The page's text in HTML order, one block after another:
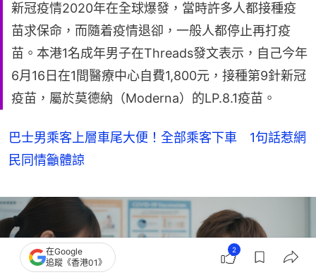
新冠疫情2020年在全球爆發，當時許多人都接種疫
苗求保命，而隨着疫情退卻，一般人都停止再打疫
苗。本港1名成年男子在Threads發文表示，自己今年
6月16日在1間醫療中心自費1,800元，接種第9針新冠
疫苗，屬於莫德納（Moderna）的LP.8.1疫苗。
巴士男乘客上層車尾大便！全部乘客下車 1句話惹網
民同情籲體諒
在Google
追蹤《香港01》
2